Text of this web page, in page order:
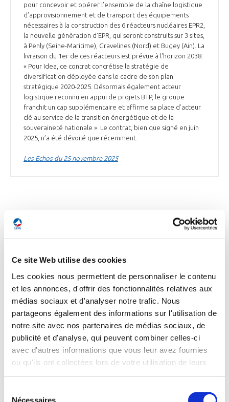
Ce site Web utilise des cookies
Les cookies nous permettent de personnaliser le contenu
et les annonces, d'offrir des fonctionnalités relatives aux
médias sociaux et d'analyser notre trafic. Nous
partageons également des informations sur l'utilisation de
notre site avec nos partenaires de médias sociaux, de
publicité et d'analyse, qui peuvent combiner celles-ci
avec d'autres informations que vous leur avez fournies
ou qu'ils ont collectées lors de votre utilisation de leurs
Nécessaires
pour concevoir et opérer l’ensemble de la chaîne logistique
d’approvisionnement et de transport des équipements
nécessaires à la construction des 6 réacteurs nucléaires EPR2,
la nouvelle génération d’EPR, qui seront construits sur 3 sites,
à Penly (Seine-Maritime), Gravelines (Nord) et Bugey (Ain). La
livraison du 1er de ces réacteurs est prévue à l'horizon 2038.
« Pour Idea, ce contrat concrétise la stratégie de
diversification déployée dans le cadre de son plan
stratégique 2020-2025. Désormais également acteur
logistique reconnu en appui de projets BTP, le groupe
franchit un cap supplémentaire et affirme sa place d’acteur
clé au service de la transition énergétique et de la
souveraineté nationale ». Le contrat, bien que signé en juin
2025, n’a été dévoilé que récemment.
Les Echos du 25 novembre 2025
ESPACE
ESPACE
Connexion par satellite : Amazon prépare le
lancement de ses services
programme Kuiper de connexion internet par satellite,
renommé « Leo » il y a quelques jours, prépare le lancement
commercial de ses services. Attendus courant 2026, ils seront
d'abord destinés aux entreprises. A terme, Amazon Leo
comptera 3 232 satellites, mais seuls 150 appareils ont été